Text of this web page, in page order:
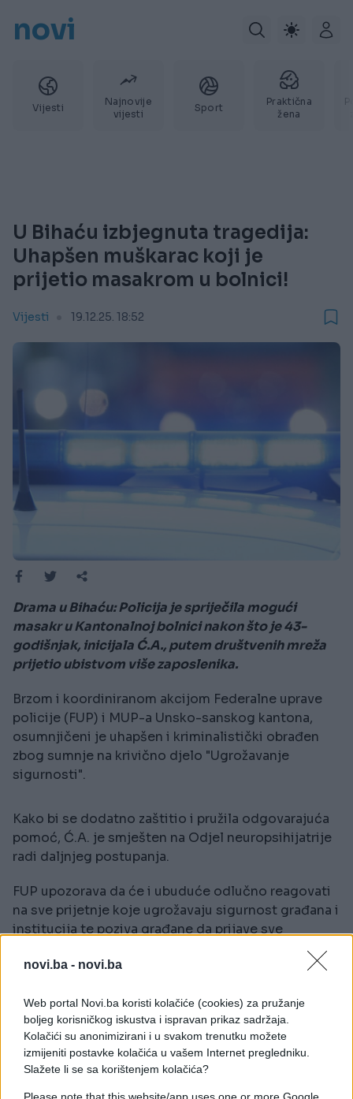
novi.ba - novi.ba
Web portal Novi.ba koristi kolačiće (cookies) za pružanje
boljeg korisničkog iskustva i ispravan prikaz sadržaja.
Kolačići su anonimizirani i u svakom trenutku možete
izmijeniti postavke kolačića u vašem Internet pregledniku.
Slažete li se sa korištenjem kolačića?
Please note that this website/app uses one or more Google
novi
Vijesti
Najnovije
vijesti
Sport
Praktična
žena
U Bihaću izbjegnuta tragedija:
Uhapšen muškarac koji je
prijetio masakrom u bolnici!
Vijesti 19.12.25. 18:52
Drama u Bihaću: Policija je spriječila mogući
masakr u Kantonalnoj bolnici nakon što je 43-
godišnjak, inicijala Ć.A., putem društvenih mreža
prijetio ubistvom više zaposlenika.
Brzom i koordiniranom akcijom Federalne uprave
policije (FUP) i MUP-a Unsko-sanskog kantona,
osumnjičeni je uhapšen i kriminalistički obrađen
zbog sumnje na krivično djelo "Ugrožavanje
sigurnosti".
Kako bi se dodatno zaštitio i pružila odgovarajuća
pomoć, Ć.A. je smješten na Odjel neuropsihijatrije
radi daljnjeg postupanja.
FUP upozorava da će i ubuduće odlučno reagovati
na sve prijetnje koje ugrožavaju sigurnost građana i
institucija te poziva građane da prijave sve
sumnjive aktivnosti. Ovaj slučaj pokazuje koliko je
brzo reagovanje policije ključno za sprečavanje